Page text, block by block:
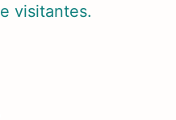
visitantes.